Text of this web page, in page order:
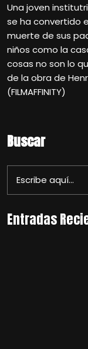
Una joven
se ha convertido
muerte de sus
niños como la
cosas no son lo
de la obra de
(FILMAFFINITY)
Buscar
Entradas